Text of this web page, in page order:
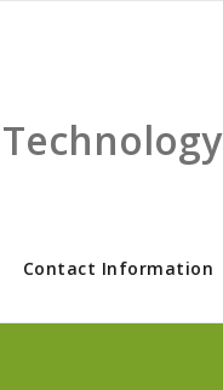
Contact Information